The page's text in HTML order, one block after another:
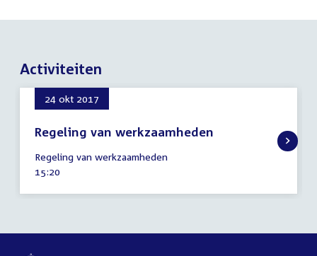
Activiteiten
24 okt 2017
Regeling van werkzaamheden
oktober
2017
Regeling van werkzaamheden
Tijd
15:20